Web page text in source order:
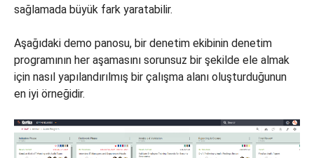
sağlamada büyük fark yaratabilir.
Aşağıdaki demo panosu, bir denetim ekibinin denetim
programının her aşamasını sorunsuz bir şekilde ele almak
için nasıl yapılandırılmış bir çalışma alanı oluşturduğunun
en iyi örneğidir.